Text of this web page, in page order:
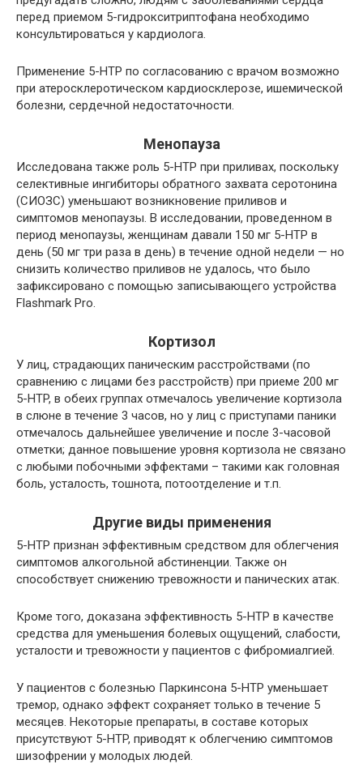
перед приемом 5-гидрокситриптофана необходимо
консультироваться у кардиолога.
Применение 5-HTP по согласованию с врачом возможно
при атеросклеротическом кардиосклерозе, ишемической
болезни, сердечной недостаточности.
Менопауза
Исследована также роль 5-HTP при приливах, поскольку
селективные ингибиторы обратного захвата серотонина
(СИОЗС) уменьшают возникновение приливов и
симптомов менопаузы. В исследовании, проведенном в
период менопаузы, женщинам давали 150 мг 5-HTP в
день (50 мг три раза в день) в течение одной недели — но
снизить количество приливов не удалось, что было
зафиксировано с помощью записывающего устройства
Flashmark Pro.
Кортизол
У лиц, страдающих паническим расстройствами (по
сравнению с лицами без расстройств) при приеме 200 мг
5-HTP, в обеих группах отмечалось увеличение кортизола
в слюне в течение 3 часов, но у лиц с приступами паники
отмечалось дальнейшее увеличение и после 3-часовой
отметки; данное повышение уровня кортизола не связано
с любыми побочными эффектами – такими как головная
боль, усталость, тошнота, потоотделение и т.п.
Другие виды применения
5-HTP признан эффективным средством для облегчения
симптомов алкогольной абстиненции. Также он
способствует снижению тревожности и панических атак.
Кроме того, доказана эффективность 5-НТР в качестве
средства для уменьшения болевых ощущений, слабости,
усталости и тревожности у пациентов с фибромиалгией.
У пациентов с болезнью Паркинсона 5-HTP уменьшает
тремор, однако эффект сохраняет только в течение 5
месяцев. Некоторые препараты, в составе которых
присутствуют 5-HTP, приводят к облегчению симптомов
шизофрении у молодых людей.